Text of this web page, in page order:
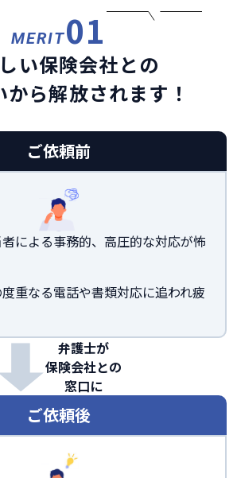
MERIT01
い保険会社との
ら解放されます！
ご依頼前
による事務的、高圧的な対応が怖
重なる電話や書類対応に追われ疲
弁護士が
保険会社との
窓口に
ご依頼後